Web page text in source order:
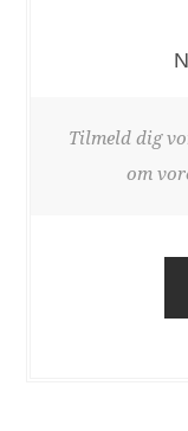
Tilmeld dig
om